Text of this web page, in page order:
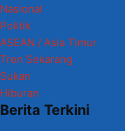
Nasional
Politik
ASEAN / Asia Timur
Tren Sekarang
Sukan
Hiburan
Berita Terkini